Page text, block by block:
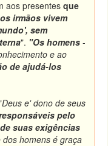
aos presentesque
irmãos vivem
sem
". "Os homens -
e ao
de ajudá-los
Deus e' dono de seus
pelo
suas exigências
dos homens é graça